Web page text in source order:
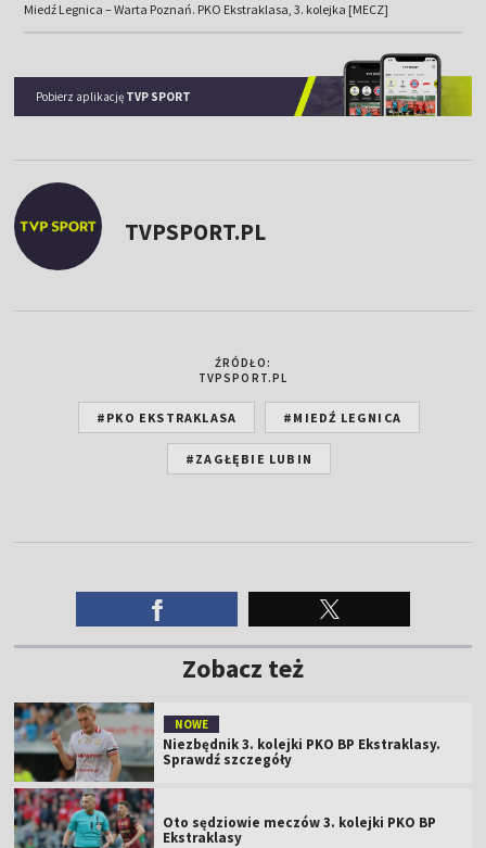
Miedź Legnica – Warta Poznań. PKO Ekstraklasa, 3. kolejka [MECZ]
Pobierz aplikację TVP SPORT
TVPSPORT.PL
ŹRÓDŁO:
TVPSPORT.PL
#PKO EKSTRAKLASA #MIEDŹ LEGNICA
#ZAGŁĘBIE LUBIN
Zobacz też
NOWE
Niezbędnik 3. kolejki PKO BP Ekstraklasy.
Sprawdź szczegóły
Oto sędziowie meczów 3. kolejki PKO BP
Ekstraklasy